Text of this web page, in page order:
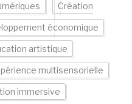
Création
économique
artistique
multisensorielle
immersive